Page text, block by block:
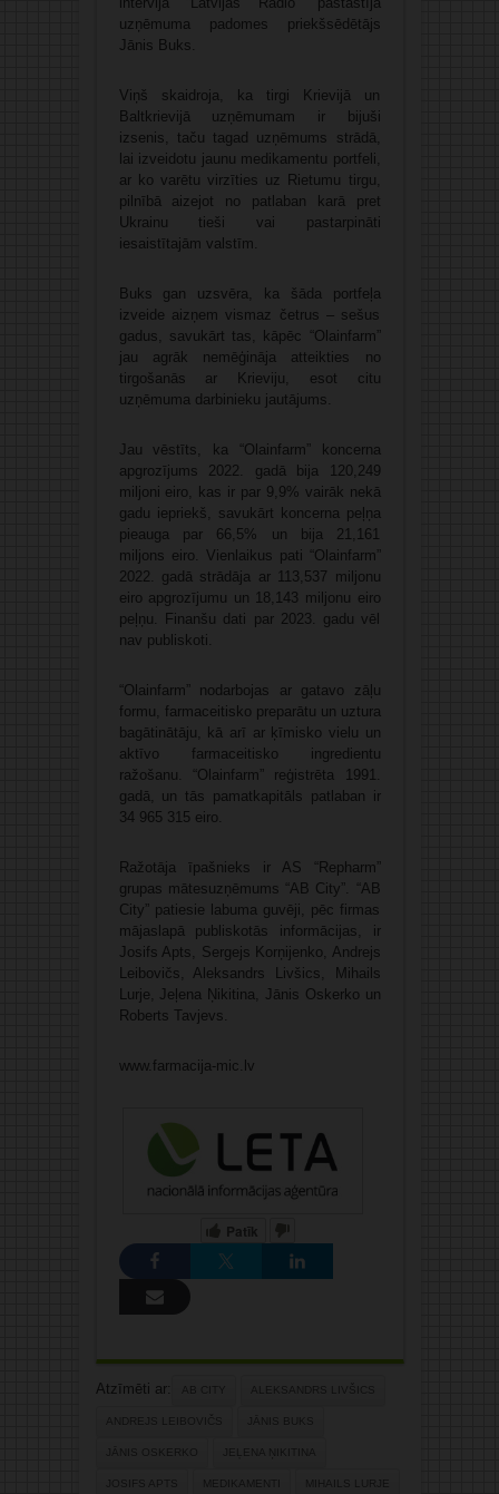
uzņēmuma padomes priekšsēdētājs
Jānis Buks.
Viņš skaidroja, ka tirgi Krievijā un
Baltkrievijā uzņēmumam ir bijuši
izsenis, taču tagad uzņēmums strādā,
lai izveidotu jaunu medikamentu portfeli,
ar ko varētu virzīties uz Rietumu tirgu,
pilnībā aizejot no patlaban karā pret
Ukrainu tieši vai pastarpināti
iesaistītajām valstīm.
Buks gan uzsvēra, ka šāda portfeļa
izveide aizņem vismaz četrus – sešus
gadus, savukārt tas, kāpēc “Olainfarm”
jau agrāk nemēģināja atteikties no
tirgošanās ar Krieviju, esot citu
uzņēmuma darbinieku jautājums.
Jau vēstīts, ka “Olainfarm” koncerna
apgrozījums 2022. gadā bija 120,249
miljoni eiro, kas ir par 9,9% vairāk nekā
gadu iepriekš, savukārt koncerna peļņa
pieauga par 66,5% un bija 21,161
miljons eiro. Vienlaikus pati “Olainfarm”
2022. gadā strādāja ar 113,537 miljonu
eiro apgrozījumu un 18,143 miljonu eiro
peļņu. Finanšu dati par 2023. gadu vēl
nav publiskoti.
“Olainfarm” nodarbojas ar gatavo zāļu
formu, farmaceitisko preparātu un uztura
bagātinātāju, kā arī ar ķīmisko vielu un
aktīvo farmaceitisko ingredientu
ražošanu. “Olainfarm” reģistrēta 1991.
gadā, un tās pamatkapitāls patlaban ir
34 965 315 eiro.
Ražotāja īpašnieks ir AS “Repharm”
grupas mātesuzņēmums “AB City”. “AB
City” patiesie labuma guvēji, pēc firmas
mājaslapā publiskotās informācijas, ir
Josifs Apts, Sergejs Korņijenko, Andrejs
Leibovičs, Aleksandrs Livšics, Mihails
Lurje, Jeļena Ņikitina, Jānis Oskerko un
Roberts Tavjevs.
www.farmacija-mic.lv
Patīk
Atzīmēti ar: AB CITY ALEKSANDRS LIVŠICS
ANDREJS LEIBOVIČS JĀNIS BUKS
JĀNIS OSKERKO JEĻENA ŅIKITINA
JOSIFS APTS MEDIKAMENTI MIHAILS LURJE